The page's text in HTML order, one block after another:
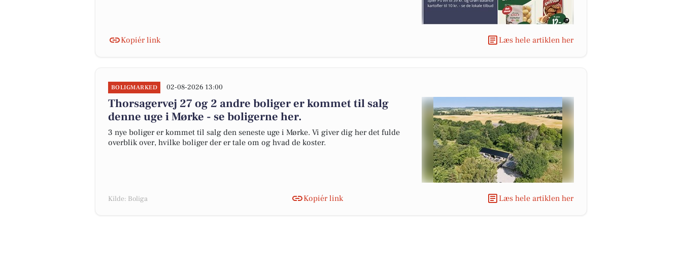
Kopiér link Læs hele artiklen her
BOLIGMARKED 02-08-2026 13:00
Thorsagervej 27 og 2 andre boliger er kommet til salg
denne uge i Mørke - se boligerne her.
3 nye boliger er kommet til salg den seneste uge i Mørke. Vi giver dig her det fulde
overblik over, hvilke boliger der er tale om og hvad de koster.
Kilde: Boliga Kopiér link Læs hele artiklen her